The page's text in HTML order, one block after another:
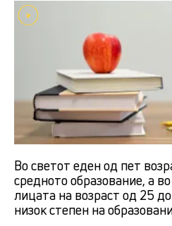
Во светот еден од пет
средното образование, а
лицата на возраст од 25
низок степен на